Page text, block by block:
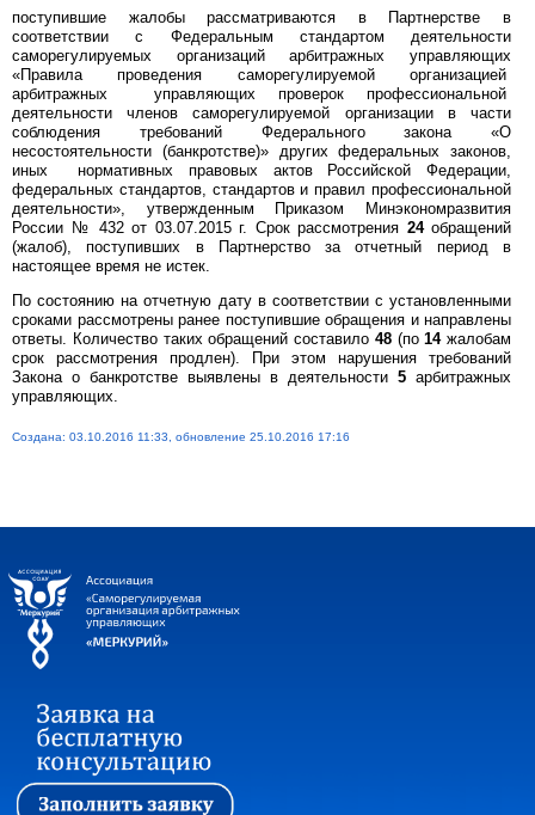
поступившие жалобы рассматриваются в Партнерстве в
соответствии с Федеральным стандартом деятельности
саморегулируемых организаций арбитражных управляющих
«Правила проведения саморегулируемой организацией
арбитражных управляющих проверок профессиональной
деятельности членов саморегулируемой организации в части
соблюдения требований Федерального закона «О
несостоятельности (банкротстве)» других федеральных законов,
иных нормативных правовых актов Российской Федерации,
федеральных стандартов, стандартов и правил профессиональной
деятельности», утвержденным Приказом Минэкономразвития
России № 432 от 03.07.2015 г. Срок рассмотрения 24 обращений
(жалоб), поступивших в Партнерство за отчетный период в
настоящее время не истек.
По состоянию на отчетную дату в соответствии с установленными
сроками рассмотрены ранее поступившие обращения и направлены
ответы. Количество таких обращений составило 48(по14жалобам
срок рассмотрения продлен). При этом нарушения требований
Закона о банкротстве выявлены в деятельности 5 арбитражных
управляющих.
Создана: 03.10.2016 11:33, обновление 25.10.2016 17:16